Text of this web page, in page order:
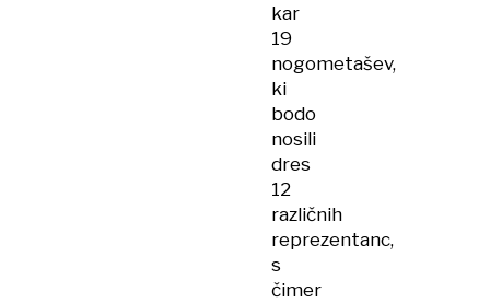
kar
19
nogometašev,
ki
bodo
nosili
dres
12
različnih
reprezentanc,
s
čimer